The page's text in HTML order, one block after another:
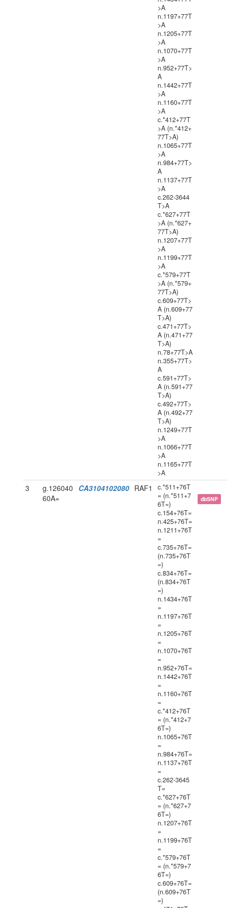
>A
n.1197+77T
>A
n.1205+77T
>A
n.1070+77T
>A
n.952+77T>
A
n.1442+77T
>A
n.1160+77T
>A
c.*412+77T
>A (n.*412+
77T>A)
n.1065+77T
>A
n.984+77T>
A
n.1137+77T
>A
c.262-3644
T>A
c.*627+77T
>A (n.*627+
77T>A)
n.1207+77T
>A
n.1199+77T
>A
c.*579+77T
>A (n.*579+
77T>A)
c.609+77T>
A (n.609+77
T>A)
c.471+77T>
A (n.471+77
T>A)
n.78+77T>A
n.355+77T>
A
c.591+77T>
A (n.591+77
T>A)
c.492+77T>
A (n.492+77
T>A)
n.1249+77T
>A
n.1066+77T
>A
n.1165+77T
>A
3
g.126040
60A=
CA3104102080 RAF1
c.*511+76T
= (n.*511+7
6T=)
c.154+76T=
n.425+76T=
n.1211+76T
=
c.735+76T=
(n.735+76T
=)
c.834+76T=
(n.834+76T
=)
n.1434+76T
=
n.1197+76T
=
n.1205+76T
=
n.1070+76T
=
n.952+76T=
n.1442+76T
=
n.1160+76T
=
c.*412+76T
= (n.*412+7
6T=)
n.1065+76T
=
n.984+76T=
n.1137+76T
=
c.262-3645
T=
c.*627+76T
= (n.*627+7
6T=)
n.1207+76T
=
n.1199+76T
=
c.*579+76T
= (n.*579+7
6T=)
c.609+76T=
(n.609+76T
=)
dbSNP